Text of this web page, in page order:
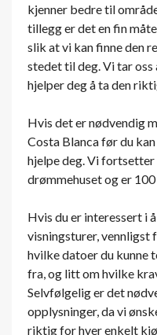
kjenner bedre til
tillegg er det en fin
slik at vi kan finne den
stedet til deg. Vi tar oss
hjelper deg å ta den
Hvis det er nødvendig
Costa Blanca før du
hjelpe deg. Vi
drømmehuset og er
Hvis du er interessert i
visningsturer, vennligst
hvilke datoer du kunne
fra, og litt om hvilke
Selvfølgelig er det
opplysninger, da vi
riktig for hver enkelt